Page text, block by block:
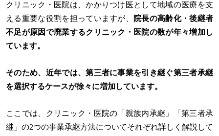
クリニック・医院は、かかりつけ医として地域の医療を支
える重要な役割を担っていますが、
院長の高齢化・後継者
不足が原因で廃業するクリニック・医院の数が年々増加し
ています。
そのため、近年では、第三者に事業を引き継ぐ第三者承継
を選択するケースが徐々に増加しています。
ここでは、クリニック・医院の「親族内承継」「第三者承
継」の2つの事業承継方法についてそれぞれ詳しく解説して